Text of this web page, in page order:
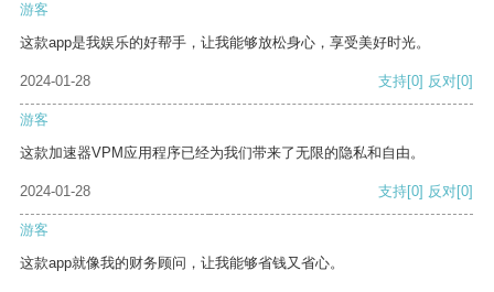
游客
这款app是我娱乐的好帮手，让我能够放松身心，享受美好时光。
2024-01-28 支持[0] 反对[0]
游客
这款加速器VPM应用程序已经为我们带来了无限的隐私和自由。
2024-01-28 支持[0] 反对[0]
游客
这款app就像我的财务顾问，让我能够省钱又省心。